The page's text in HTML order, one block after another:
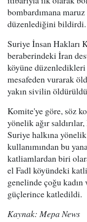
bombardımana maruz
düzenlediğini bildirdi.
Suriye İnsan Hakları
beraberindeki İran
köyüne
mesafeden vurarak
yakın sivilin
Komite'ye göre, söz
yönelik ağır
Suriye halkına yönelik
kullanımından bu
katliamlardan biri
el Fadl köyündeki
genelinde çoğu
güçlerince katledildi.
Kaynak: Mepa News